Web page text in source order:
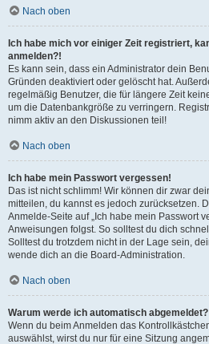
Nach oben
Ich habe mich vor einiger Zeit registriert,
anmelden?!
Es kann sein, dass ein Administrator dein
Gründen deaktiviert oder gelöscht hat.
regelmäßig Benutzer, die für längere Zeit
um die Datenbankgröße zu verringern.
nimm aktiv an den Diskussionen teil!
Nach oben
Ich habe mein Passwort vergessen!
Das ist nicht schlimm! Wir können dir zwar
mitteilen, du kannst es jedoch zurücksetzen.
Anmelde-Seite auf „Ich habe mein Passwort
Anweisungen folgst. So solltest du dich
Solltest du trotzdem nicht in der Lage sein,
wende dich an die Board-Administration.
Nach oben
Warum werde ich automatisch abgemeldet?
Wenn du beim Anmelden das
auswählst, wirst du nur für eine Sitzung